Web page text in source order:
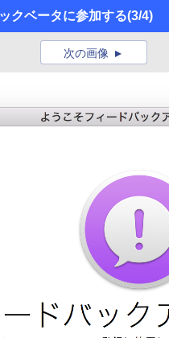
クベータに参加する(3/4)
次の画像